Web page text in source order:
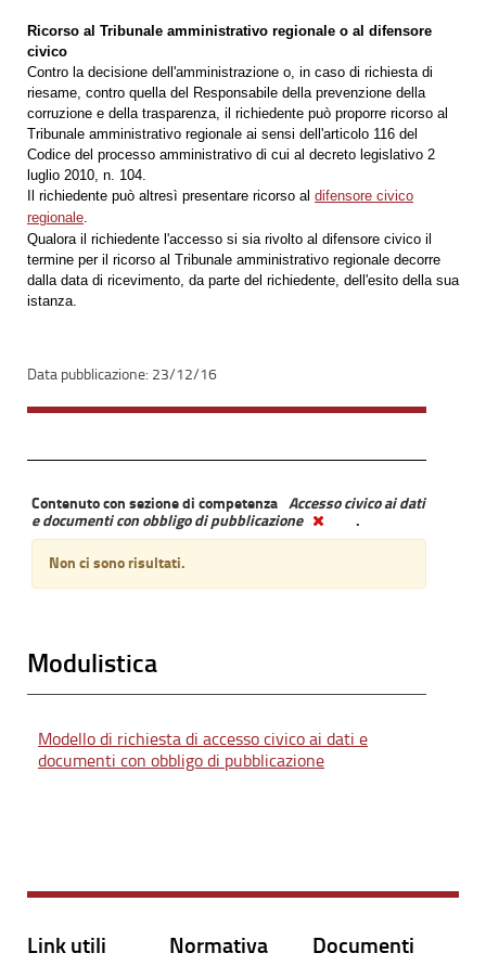
Ricorso al Tribunale amministrativo regionale o al difensore
civico
Contro la decisione dell'amministrazione o, in caso di richiesta di
riesame, contro quella del Responsabile della prevenzione della
corruzione e della trasparenza, il richiedente può proporre ricorso al
Tribunale amministrativo regionale ai sensi dell'articolo 116 del
Codice del processo amministrativo di cui al decreto legislativo 2
luglio 2010, n. 104.
Il richiedente può altresì presentare ricorso al difensore civico
regionale
Qualora il richiedente l'accesso si sia rivolto al difensore civico il
termine per il ricorso al Tribunale amministrativo regionale decorre
dalla data di ricevimento, da parte del richiedente, dell'esito della sua
istanza.
23/12/16
Contenuto con sezione di competenza Accesso civico ai dati
e documenti con obbligo di pubblicazione
.
Non ci sono risultati.
Modulistica
Modello di richiesta di accesso civico ai dati e
documenti con obbligo di pubblicazione
Link utili Normativa Documenti